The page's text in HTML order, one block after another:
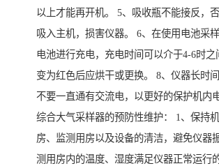
以上才能再开机。 5、吸收瓶不能接反，
吸入主机，损害仪器。 6、在使用电池采
电池进行充电，充电时间可以介于4-6时之
变为红色后应烘干或更换。 8、仪器长时
不要一直通有交流电，以更好的保护机内电
综合大气采样器的预防性维护： 1、保持
房、监测用房以及设备的清洁，避免仪器
测用房内的温度、湿度满足仪器正常运行